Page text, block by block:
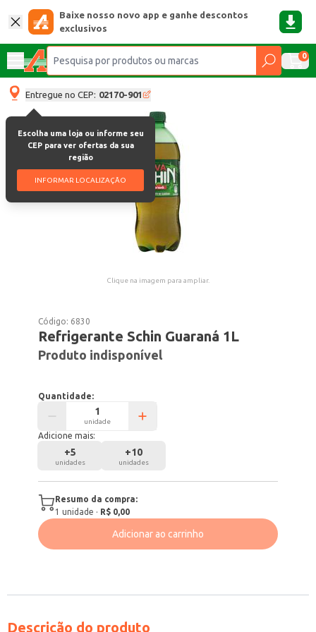
Baixe nosso novo app e ganhe descontos
exclusivos
0
Entregue no CEP: 02170-901
Escolha uma loja ou informe seu
CEP para ver ofertas da sua
região
INFORMAR LOCALIZAÇÃO
Clique na imagem para ampliar.
Código: 6830
Refrigerante Schin Guaraná 1L
Produto indisponível
Quantidade:
unidade
Adicione mais:
+5
unidades
+10
unidades
Resumo da compra:
1 unidade · R$ 0,00
Adicionar ao carrinho
Descrição do produto